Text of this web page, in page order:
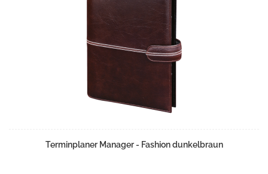
Terminplaner Manager - Fashion dunkelbraun